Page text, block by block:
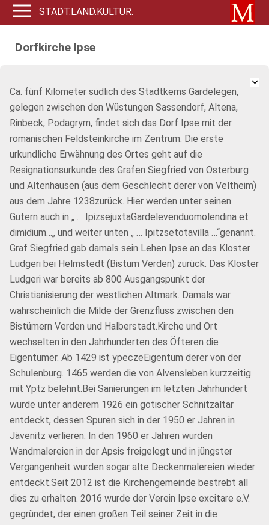
STADT.LAND.KULTUR.
Dorfkirche Ipse
Ca. fünf Kilometer südlich des Stadtkerns Gardelegen,
gelegen zwischen den Wüstungen Sassendorf, Altena,
Rinbeck, Podagrym, findet sich das Dorf Ipse mit der
romanischen Feldsteinkirche im Zentrum. Die erste
urkundliche Erwähnung des Ortes geht auf die
Resignationsurkunde des Grafen Siegfried von Osterburg
und Altenhausen (aus dem Geschlecht derer von Veltheim)
aus dem Jahre 1238zurück. Hier werden unter seinen
Gütern auch in „ … IpizsejuxtaGardelevenduomolendina et
dimidium…„ und weiter unten „ … Ipitzsetotavilla …“genannt.
Graf Siegfried gab damals sein Lehen Ipse an das Kloster
Ludgeri bei Helmstedt (Bistum Verden) zurück. Das Kloster
Ludgeri war bereits ab 800 Ausgangspunkt der
Christianisierung der westlichen Altmark. Damals war
wahrscheinlich die Milde der Grenzfluss zwischen den
Bistümern Verden und Halberstadt.Kirche und Ort
wechselten in den Jahrhunderten des Öfteren die
Eigentümer. Ab 1429 ist ypeczeEigentum derer von der
Schulenburg. 1465 werden die von Alvensleben kurzzeitig
mit Yptz belehnt.Bei Sanierungen im letzten Jahrhundert
wurde unter anderem 1926 ein gotischer Schnitzaltar
entdeckt, dessen Spuren sich in der 1950 er Jahren in
Jävenitz verlieren. In den 1960 er Jahren wurden
Wandmalereien in der Apsis freigelegt und in jüngster
Vergangenheit wurden sogar alte Deckenmalereien wieder
entdeckt.Seit 2012 ist die Kirchengemeinde bestrebt all
dies zu erhalten. 2016 wurde der Verein Ipse excitare e.V.
gegründet, der einen großen Teil seiner Zeit in die